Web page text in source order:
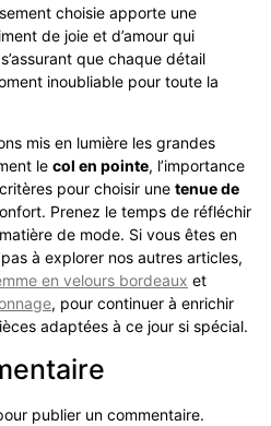
choisie apporte une
de joie et d’amour qui
que chaque détail
inoubliable pour toute la
mis en lumière les grandes
le col en pointe, l’importance
pour choisir une tenue de
Prenez le temps de réfléchir
de mode. Si vous êtes en
à explorer nos autres articles,
en velours bordeaux et
, pour continuer à enrichir
adaptées à ce jour si spécial.
publier un commentaire.